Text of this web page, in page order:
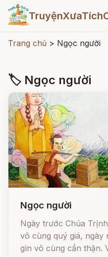
Trang chủ > Ngọc người
🏷 Ngọc người
Ngọc người
Ngày trước Chúa
vô cùng quý giá, ngày
gìn vô cùng cẩn thận.